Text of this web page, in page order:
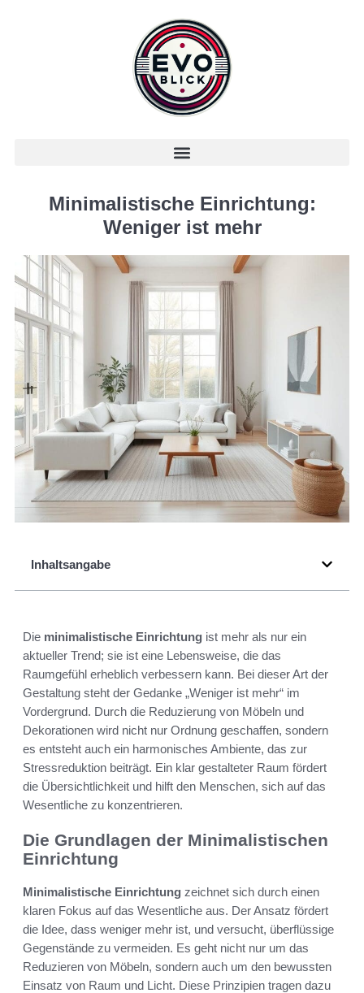
Minimalistische Einrichtung:
Weniger ist mehr
Inhaltsangabe
Die minimalistische Einrichtung ist mehr als nur ein
aktueller Trend; sie ist eine Lebensweise, die das
Raumgefühl erheblich verbessern kann. Bei dieser Art der
Gestaltung steht der Gedanke „Weniger ist mehr“ im
Vordergrund. Durch die Reduzierung von Möbeln und
Dekorationen wird nicht nur Ordnung geschaffen, sondern
es entsteht auch ein harmonisches Ambiente, das zur
Stressreduktion beiträgt. Ein klar gestalteter Raum fördert
die Übersichtlichkeit und hilft den Menschen, sich auf das
Wesentliche zu konzentrieren.
Die Grundlagen der Minimalistischen
Einrichtung
Minimalistische Einrichtung zeichnet sich durch einen
klaren Fokus auf das Wesentliche aus. Der Ansatz fördert
die Idee, dass weniger mehr ist, und versucht, überflüssige
Gegenstände zu vermeiden. Es geht nicht nur um das
Reduzieren von Möbeln, sondern auch um den bewussten
Einsatz von Raum und Licht. Diese Prinzipien tragen dazu